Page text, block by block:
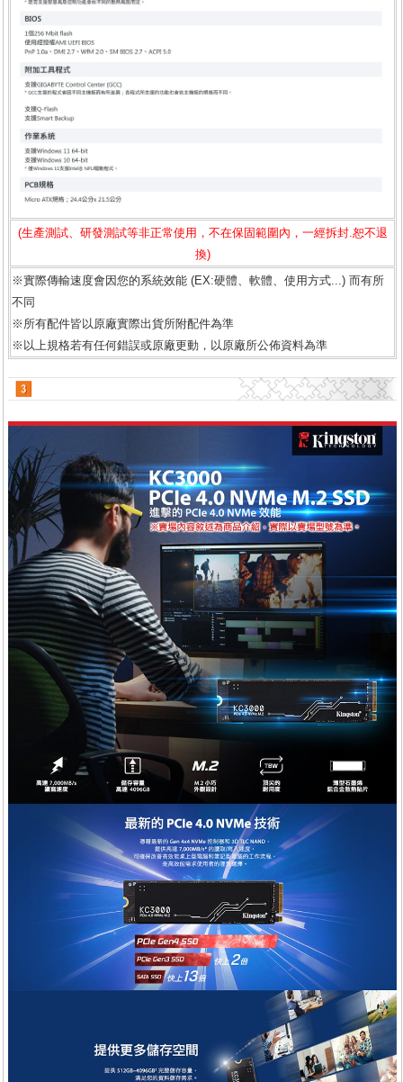
(生產測試、研發測試等非正常使用，不在保固範圍內，一經拆封.恕不退
換)
※實際傳輸速度會因您的系統效能 (EX:硬體、軟體、使用方式...) 而有所
不同
※所有配件皆以原廠實際出貨所附配件為準
※以上規格若有任何錯誤或原廠更動，以原廠所公佈資料為準